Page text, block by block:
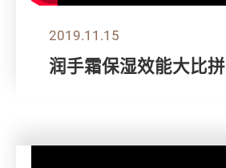
2019.11.15
润手霜保湿效能大比拼